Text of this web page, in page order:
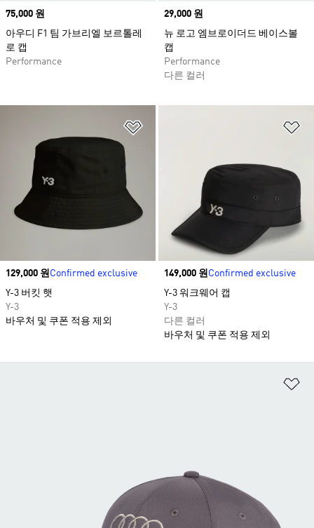
Price
75,000 원
아우디 F1 팀 가브리엘 보르톨레
로 캡
Performance
Price
29,000 원
뉴 로고 엠브로이더드 베이스볼
캡
Performance
다른 컬러
Price
129,000 원Confirmed exclusive
Y-3 버킷 햇
Y-3
바우처 및 쿠폰 적용 제외
Price
149,000 원Confirmed exclusive
Y-3 워크웨어 캡
Y-3
다른 컬러
바우처 및 쿠폰 적용 제외